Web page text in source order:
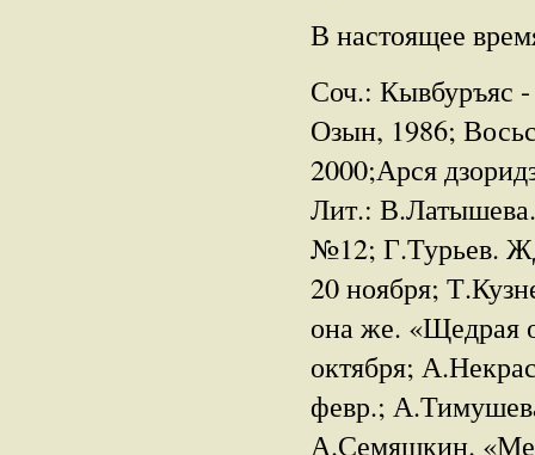
В настоящее
Соч.: Кывбуръяс
Озын, 1986;
2000;Арся
Лит.:
№12; Г.Турьев.
20 ноября;
она же. «Щедрая
октября;
февр.;
А.Семяшкин. «Ме